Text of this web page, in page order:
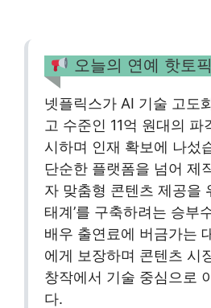
오늘의 연예 핫토픽
넷플릭스가 AI 기술 고도
고 수준인 11억 원대의 파
시하며 인재 확보에 나섰
단순한 플랫폼을 넘어 제
자 맞춤형 콘텐츠 제공을
태계’를 구축하려는 승부
배우 출연료에 버금가는
에게 보장하며 콘텐츠 시
창작에서 기술 중심으로
다.